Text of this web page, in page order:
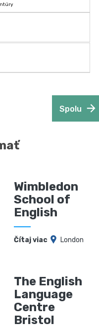
Spolu
Wimbledon
School of
English
Čítaj viac London
The English
Language
Centre
Bristol